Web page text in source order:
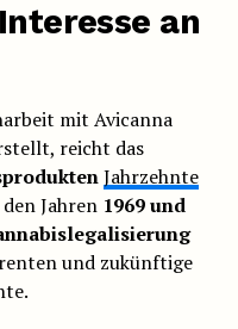
an
mit Avicanna
reicht das
Jahrzehnte
Jahren 1969 und
und zukünftige